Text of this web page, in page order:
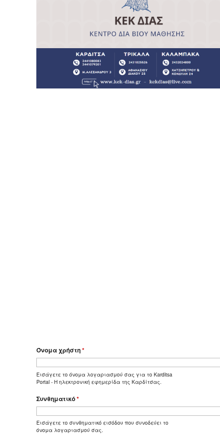
Όνομα χρήστη*
Εισάγετε το όνομα λογαριασμού σας για το Karditsa
Portal - Η ηλεκτρονική εφημερίδα της Καρδίτσας.
Συνθηματικό*
Εισάγετε το συνθηματικό εισόδου που συνοδεύει το
όνομα λογαριασμού σας.